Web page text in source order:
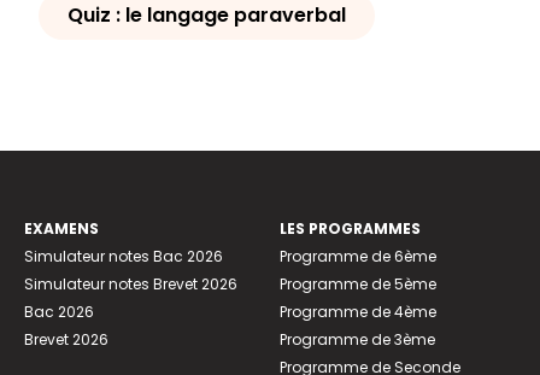
Quiz : le langage paraverbal
EXAMENS
Simulateur notes Bac 2026
Simulateur notes Brevet 2026
Bac 2026
Brevet 2026
LES PROGRAMMES
Programme de 6ème
Programme de 5ème
Programme de 4ème
Programme de 3ème
Programme de Seconde